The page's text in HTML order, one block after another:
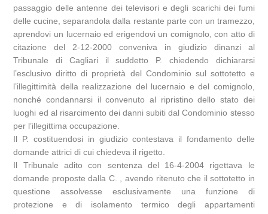
passaggio delle antenne dei televisori e degli scarichi dei fumi
delle cucine, separandola dalla restante parte con un tramezzo,
aprendovi un lucernaio ed erigendovi un comignolo, con atto di
citazione del 2-12-2000 conveniva in giudizio dinanzi al
Tribunale di Cagliari il suddetto P. chiedendo dichiararsi
l’esclusivo diritto di proprietà del Condominio sul sottotetto e
l’illegittimità della realizzazione del lucernaio e del comignolo,
nonché condannarsi il convenuto al ripristino dello stato dei
luoghi ed al risarcimento dei danni subiti dal Condominio stesso
per l’illegittima occupazione.
Il P. costituendosi in giudizio contestava il fondamento delle
domande attrici di cui chiedeva il rigetto.
Il Tribunale adito con sentenza del 16-4-2004 rigettava le
domande proposte dalla C. , avendo ritenuto che il sottotetto in
questione assolvesse esclusivamente una funzione di
protezione e di isolamento termico degli appartamenti